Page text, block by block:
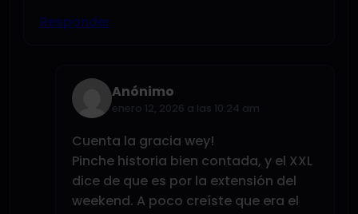
Responder
Anónimo
enero 12, 2026 a las 10:24 am
Cuenta la gracia wey!
Pinche historia bien contada, y el XXL
dice de que es por la extensión del
weekend. A poco creíste que era el